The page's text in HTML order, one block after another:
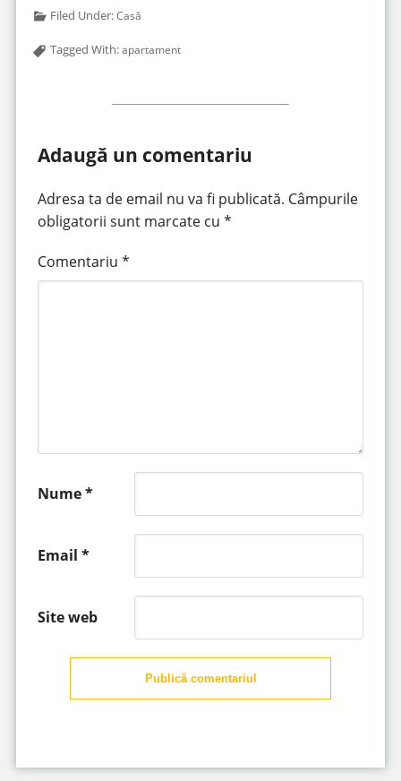
Filed Under:Casă
Tagged With:apartament
Adaugă un comentariu
Adresa ta de email nu va fi publicată. Câmpurile
obligatorii sunt marcate cu *
Comentariu *
Nume*
Email *
Site web
Publică comentariul